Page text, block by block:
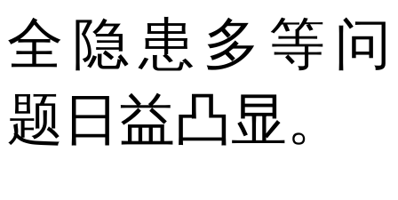
全隐患多等问
题日益凸显。